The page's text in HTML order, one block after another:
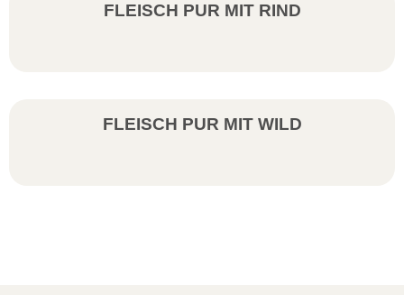
FLEISCH PUR MIT RIND
FLEISCH PUR MIT WILD